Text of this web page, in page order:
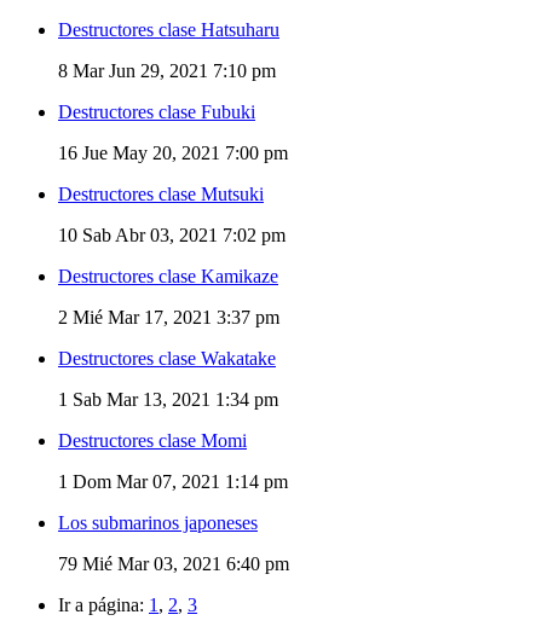
Destructores clase Hatsuharu
8 Mar Jun 29, 2021 7:10 pm
Destructores clase Fubuki
16 Jue May 20, 2021 7:00 pm
Destructores clase Mutsuki
10 Sab Abr 03, 2021 7:02 pm
Destructores clase Kamikaze
2 Mié Mar 17, 2021 3:37 pm
Destructores clase Wakatake
1 Sab Mar 13, 2021 1:34 pm
Destructores clase Momi
1 Dom Mar 07, 2021 1:14 pm
Los submarinos japoneses
79 Mié Mar 03, 2021 6:40 pm
Ir a página: 1 , 2, 3